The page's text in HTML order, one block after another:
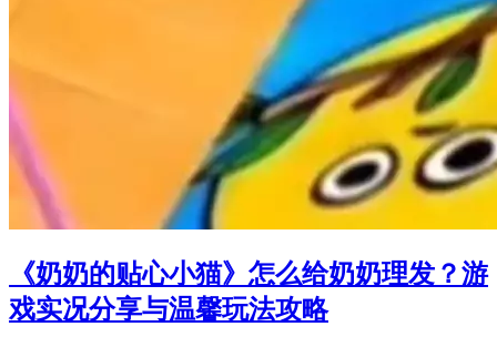
《奶奶的贴心小猫》怎么给奶奶理发？游
戏实况分享与温馨玩法攻略